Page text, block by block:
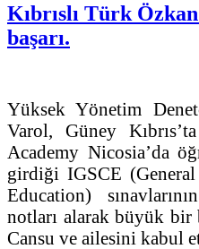
Kıbrıslı Türk
başarı.
Yüksek Yönetim
Varol, Güney
Academy Nicosia’da
girdiği IGSCE
Education)
notları alarak büyük bir
Cansu ve ailesini kabul